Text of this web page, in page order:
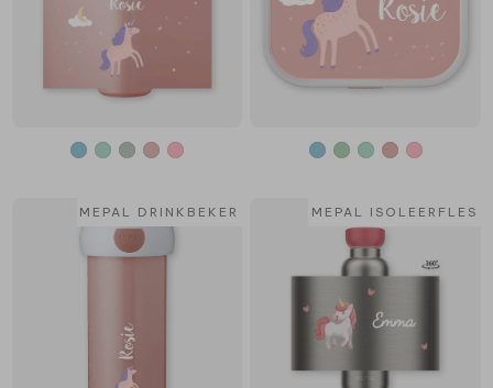
MEPAL DRINKBEKER MEPAL ISOLEERFLES